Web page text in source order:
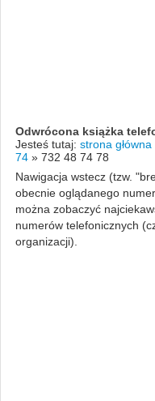
Odwrócona książka
Jesteś tutaj: strona główna
74 » 732 48 74 78
Nawigacja wstecz (tzw.
obecnie oglądanego
można zobaczyć
numerów telefonicznych
organizacji).